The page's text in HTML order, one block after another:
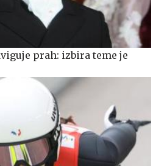
prah: izbira teme je